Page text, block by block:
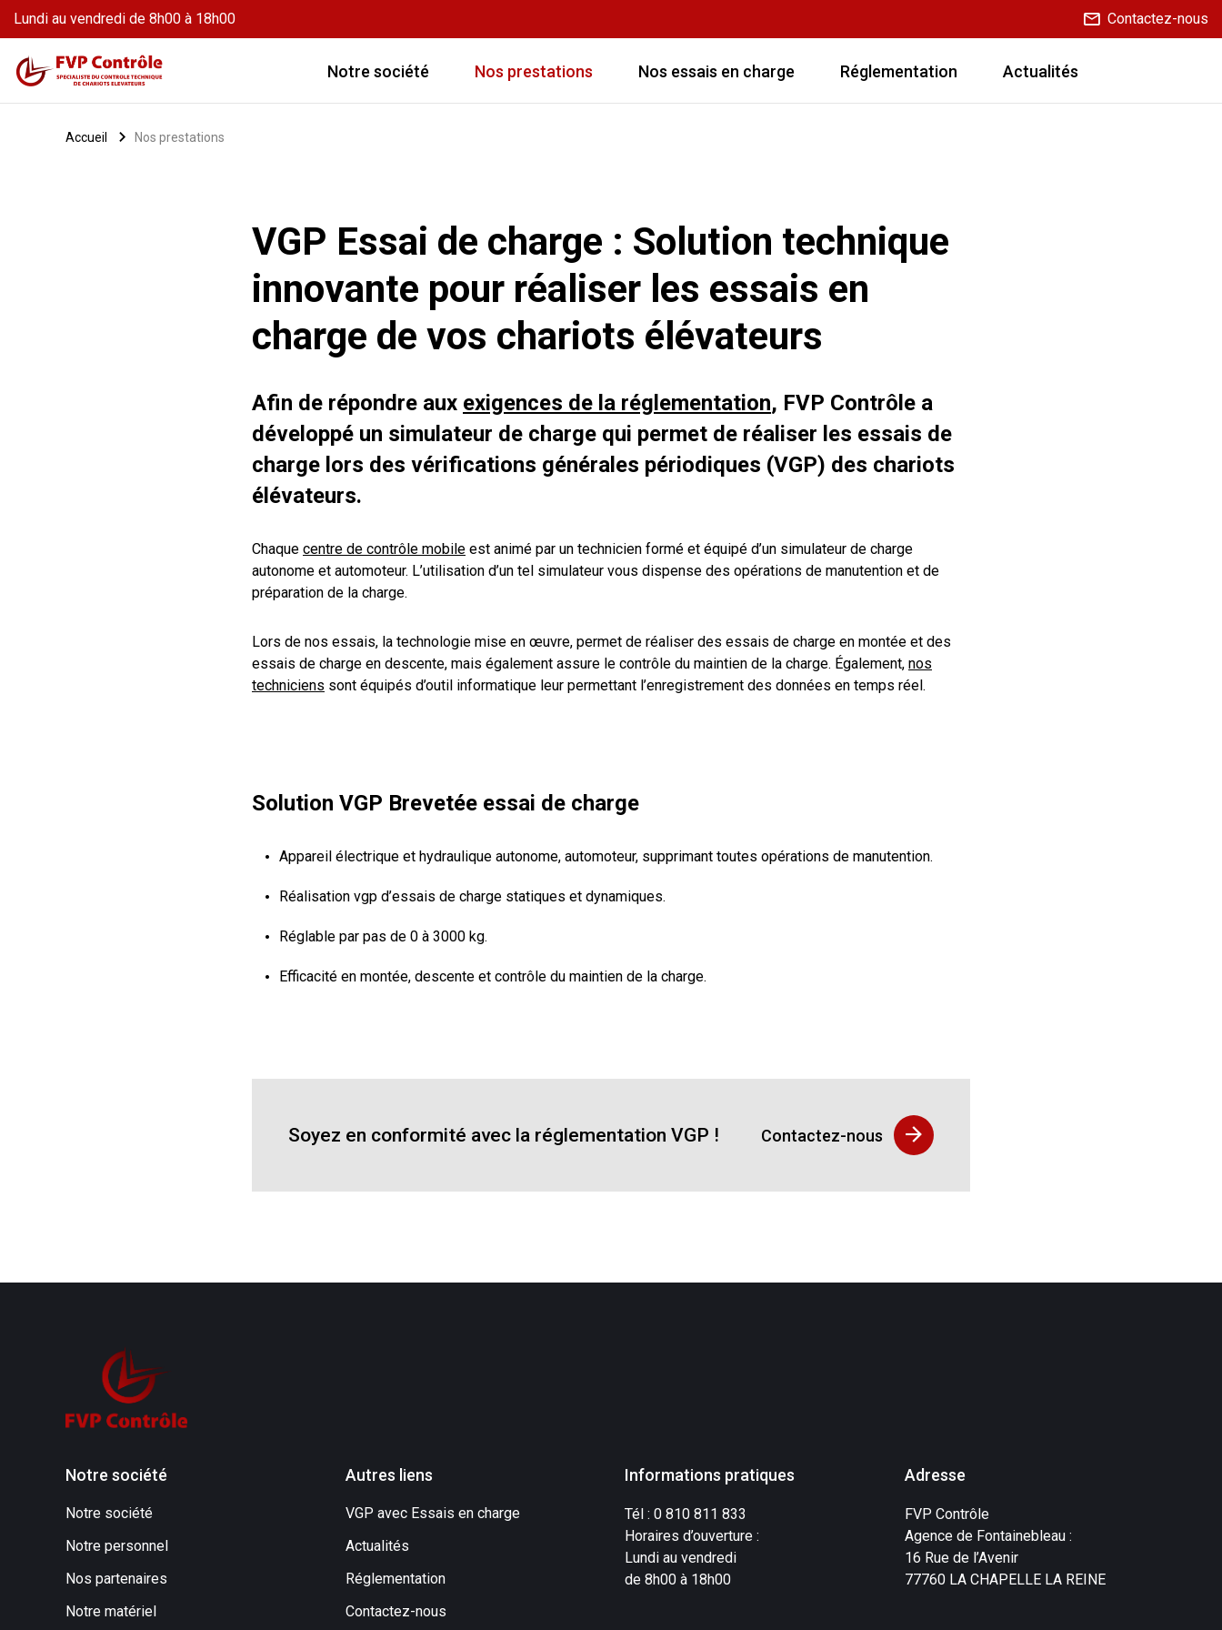
Lundi au vendredi de 8h00 à 18h00 Contactez-nous
Notre société Nos prestations Nos essais en charge Réglementation Actualités
Accueil Nos prestations
VGP Essai de charge : Solution technique
innovante pour réaliser les essais en
charge de vos chariots élévateurs
Afin de répondre aux exigences de la réglementation, FVP Contrôle a
développé un simulateur de charge qui permet de réaliser les essais de
charge lors des vérifications générales périodiques (VGP) des chariots
élévateurs.
Chaque centre de contrôle mobile est animé par un technicien formé et équipé d’un simulateur de charge
autonome et automoteur. L’utilisation d’un tel simulateur vous dispense des opérations de manutention et de
préparation de la charge.
Lors de nos essais, la technologie mise en œuvre, permet de réaliser des essais de charge en montée et des
essais de charge en descente, mais également assure le contrôle du maintien de la charge. Également, nos
techniciens sont équipés d’outil informatique leur permettant l’enregistrement des données en temps réel.
Solution VGP Brevetée essai de charge
Appareil électrique et hydraulique autonome, automoteur, supprimant toutes opérations de manutention.
Réalisation vgp d’essais de charge statiques et dynamiques.
Réglable par pas de 0 à 3000 kg.
Efficacité en montée, descente et contrôle du maintien de la charge.
Soyez en conformité avec la réglementation VGP ! Contactez-nous
Notre société
Notre société
Notre personnel
Nos partenaires
Notre matériel
Autres liens
VGP avec Essais en charge
Actualités
Réglementation
Contactez-nous
Informations pratiques
Tél : 0 810 811 833
Horaires d’ouverture :
Lundi au vendredi
de 8h00 à 18h00
Adresse
FVP Contrôle
Agence de Fontainebleau :
16 Rue de l’Avenir
77760 LA CHAPELLE LA REINE